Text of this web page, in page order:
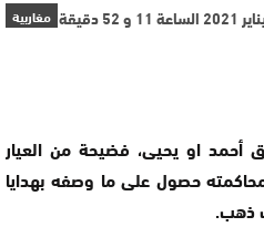
مغاربية
أحمد او يحيى، فضيحة من العيار
حصول على ما وصفه بهدايا
ذهب.